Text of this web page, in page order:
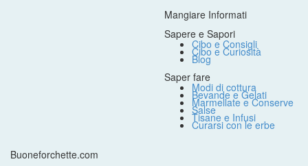
Mangiare Informati
Sapere e Sapori
Cibo e Consigli
Cibo e Curiosità
Blog
Saper fare
Modi di cottura
Bevande e Gelati
Marmellate e Conserve
Salse
Tisane e Infusi
Curarsi con le erbe
Buoneforchette.com